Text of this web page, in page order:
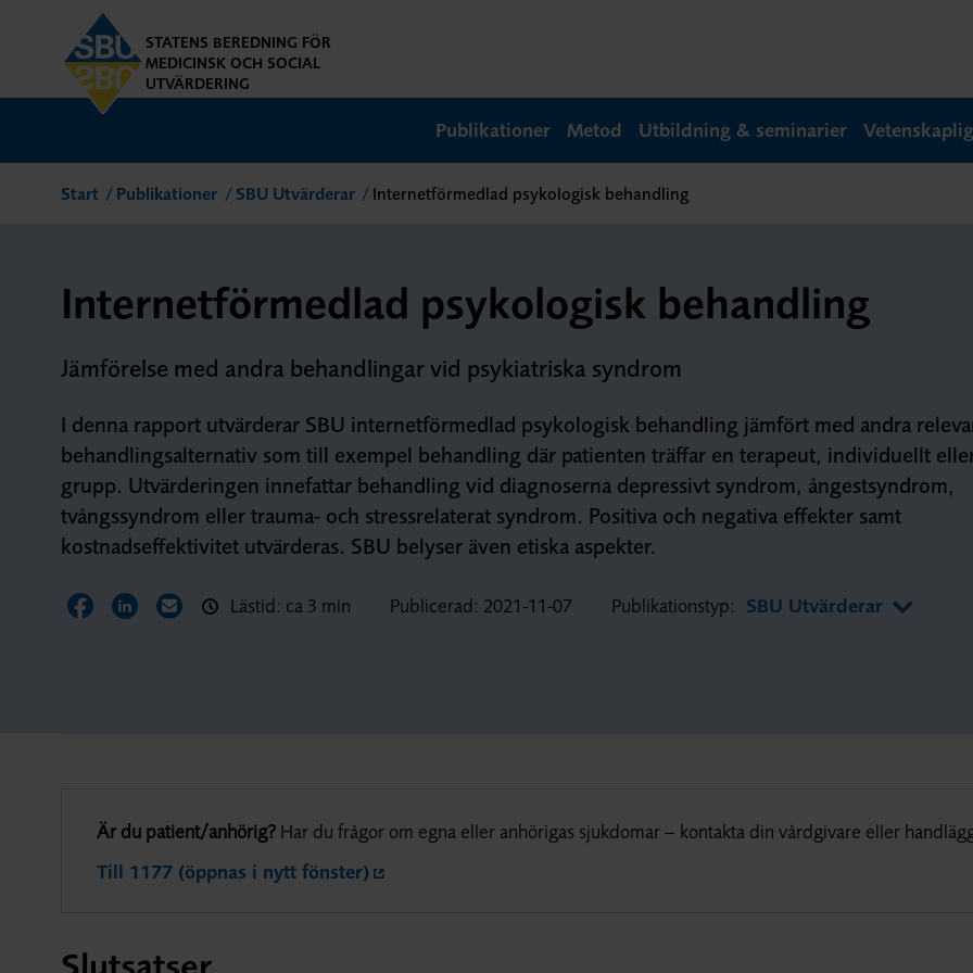
STATENS BEREDNING FÖR
MEDICINSK OCH SOCIAL
UTVÄRDERING
Publikationer Metod Utbildning & seminarier
Start Publikationer SBU Utvärderar Internetförmedlad psykologisk behandling
Internetförmedlad psykologisk behandling
Jämförelse med andra behandlingar vid psykiatriska syndrom
I denna rapport utvärderar SBU internetförmedlad psykologisk behandling jämfört med andra
behandlingsalternativ som till exempel behandling där patienten träffar en terapeut, individuellt
grupp. Utvärderingen innefattar behandling vid diagnoserna depressivt syndrom, ångestsyndrom,
tvångssyndrom eller trauma- och stressrelaterat syndrom. Positiva och negativa effekter samt
kostnadseffektivitet utvärderas. SBU belyser även etiska aspekter.
Dela sidan på Facebook
Dela sidan på LinkedIn
Dela sidan via E-post
Lästid: ca 3 min Publicerad: 2021-11-07 Publikationstyp: SBU Utvärderar
Är du patient/anhörig? Har du frågor om egna eller anhörigas sjukdomar – kontakta din vårdgivare eller
Till 1177 (öppnas i nytt fönster)